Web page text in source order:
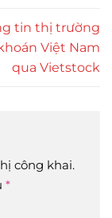
tin thị trường
Việt Nam
qua Vietstock
công khai.
*